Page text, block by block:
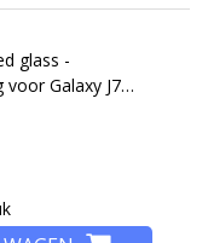
glass -
voor Galaxy J7